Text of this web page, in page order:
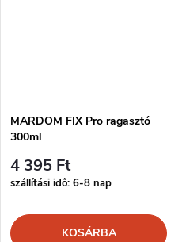
MARDOM FIX Pro ragasztó
300ml
4 395 Ft
szállítási idő: 6-8 nap
KOSÁRBA